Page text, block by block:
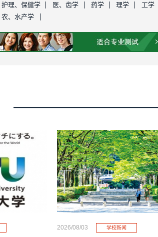
护理、保健学
医、齿学 药学 理学
工学
农、水产学
2026/08/03 学校新闻